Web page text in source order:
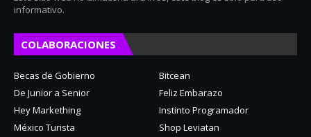
informativo.
COLABORACIONES
Becas de Gobierno
Bitcean
De Junior a Senior
Feliz Embarazo
Hey Markething
Instinto Programador
México Turista
Shop Leviatan